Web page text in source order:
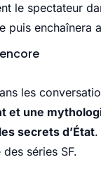
le spectateur
puis enchaînera
les
et une
secrets d’État.
séries SF.